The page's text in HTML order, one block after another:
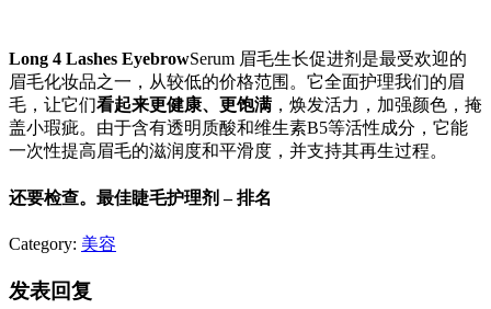
Long 4 Lashes EyebrowSerum 眉毛生长促进剂是最受欢迎的
眉毛化妆品之一，从较低的价格范围。它全面护理我们的眉
毛，让它们看起来更健康、更饱满 ，焕发活力，加强颜色，掩
盖小瑕疵。由于含有透明质酸和维生素B5等活性成分，它能
一次性提高眉毛的滋润度和平滑度，并支持其再生过程。
还要检查。最佳睫毛护理剂 – 排名
Category: 美容
发表回复